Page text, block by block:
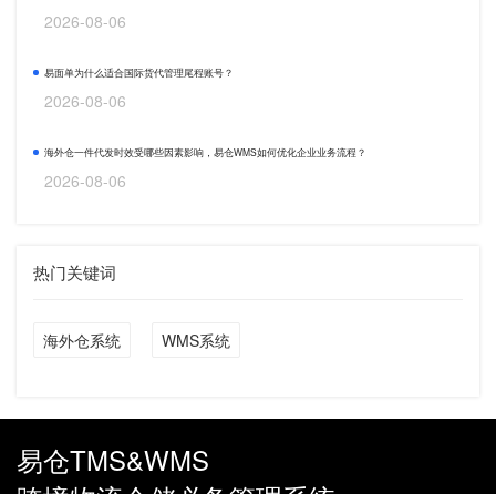
2026-08-06
易面单为什么适合国际货代管理尾程账号？
2026-08-06
海外仓一件代发时效受哪些因素影响，易仓WMS如何优化企业业务流程？
2026-08-06
热门关键词
海外仓系统 WMS系统
易仓TMS&WMS